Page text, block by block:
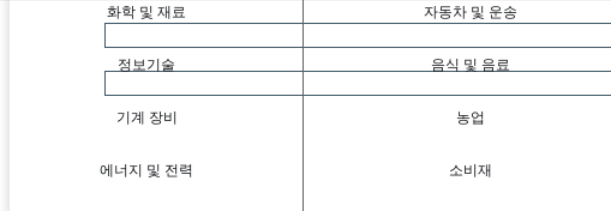
화학 및 재료
정보기술
기계 장비
에너지 및 전력
자동차 및 운송
음식 및 음료
농업
소비재